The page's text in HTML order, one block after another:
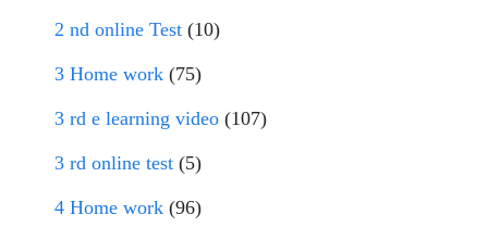
2 nd online Test (10)
3 Home work (75)
3 rd e learning video (107)
3 rd online test (5)
4 Home work (96)